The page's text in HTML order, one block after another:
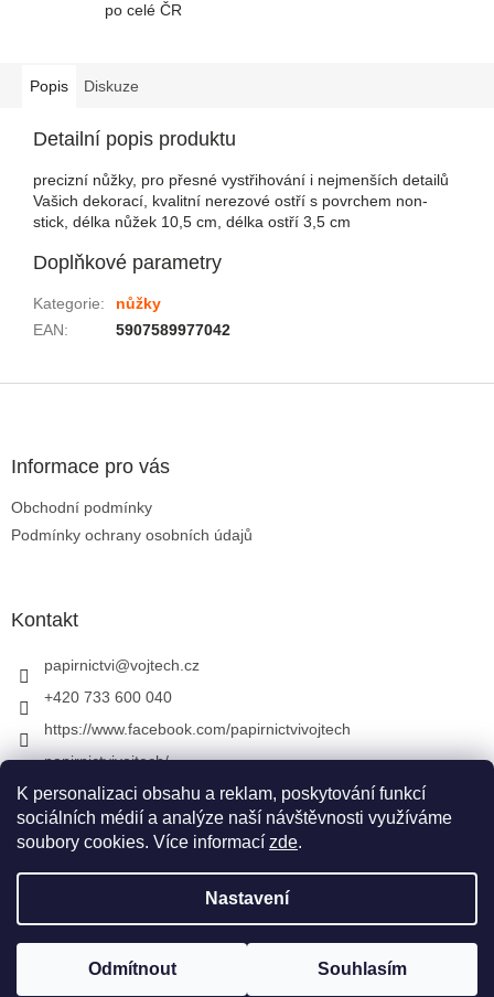
K personalizaci obsahu a reklam, poskytování funkcí
sociálních médií a analýze naší návštěvnosti využíváme
soubory cookies. Více informací zde.
Nastavení
Odmítnout Souhlasím
po celé ČR
Popis Diskuze
Detailní popis produktu
precizní nůžky, pro přesné vystřihování i nejmenších detailů
Vašich dekorací, kvalitní nerezové ostří s povrchem non-
stick, délka nůžek 10,5 cm, délka ostří 3,5 cm
Doplňkové parametry
Kategorie:
nůžky
EAN: 5907589977042
Informace pro vás
Obchodní podmínky
Podmínky ochrany osobních údajů
Kontakt
papirnictvi@vojtech.cz
+420 733 600 040
https://www.facebook.com/papirnictvivojtech
papirnictvivojtech/
+420 733 600 040
Vytvořil Shoptet&
Papírnictví VojTech
vyhrazena.
Upravit nastavení cookies